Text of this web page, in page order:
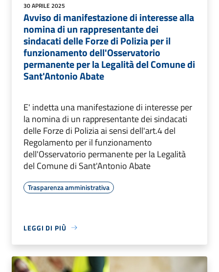
30 APRILE 2025
Avviso di manifestazione di interesse alla
nomina di un rappresentante dei
sindacati delle Forze di Polizia per il
funzionamento dell'Osservatorio
permanente per la Legalità del Comune di
Sant'Antonio Abate
E' indetta una manifestazione di interesse per
la nomina di un rappresentante dei sindacati
delle Forze di Polizia ai sensi dell'art.4 del
Regolamento per il funzionamento
dell'Osservatorio permanente per la Legalità
del Comune di Sant'Antonio Abate
Trasparenza amministrativa
LEGGI DI PIÙ